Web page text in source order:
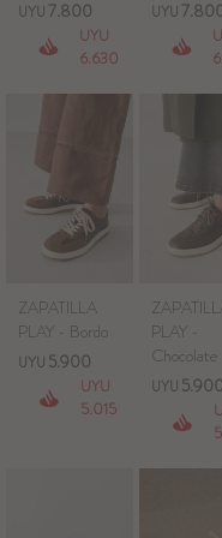
UYU 7.800
UYU
6.630
UYU
ZAPATILLA
PLAY - Bordo
UYU 5.900
UYU
5.015
PLAY -
Chocolate
UYU 5.900
Blazers y Chaquetas
Abrigos
Ver todo